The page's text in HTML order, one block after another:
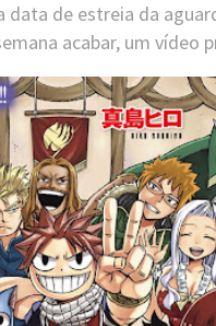
data de estreia da
acabar, um vídeo